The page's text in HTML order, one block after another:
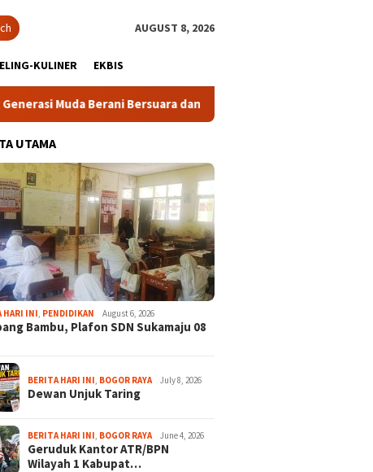
AUGUST 8, 2026
KULINER EKBIS
Bersuara dan Merawat Demokrasi
UTAMA
HARI INI PENDIDIKAN August 6, 2026
Bambu, Plafon SDN Sukamaju 08
BERITA HARI INI BOGOR RAYA July 8, 2026
Dewan Unjuk Taring
BERITA HARI INI BOGOR RAYA June 4, 2026
Geruduk Kantor ATR/BPN
Wilayah 1 Kabupat…